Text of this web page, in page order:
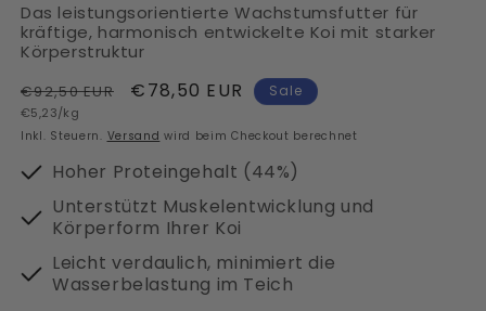
Das leistungsorientierte Wachstumsfutter für
kräftige, harmonisch entwickelte Koi mit starker
Körperstruktur
Normaler
Preis
€92,50 EUR Verkaufspreis
€78,50 EUR
Grundpreis
€5,23/kg
Sale
Inkl. Steuern. Versand wird beim Checkout berechnet
Hoher Proteingehalt (44%)
Unterstützt Muskelentwicklung und
Körperform Ihrer Koi
Leicht verdaulich, minimiert die
Wasserbelastung im Teich